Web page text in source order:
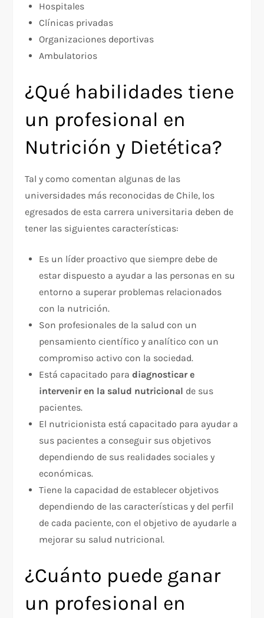
Hospitales
Clínicas privadas
Organizaciones deportivas
Ambulatorios
¿Qué habilidades tiene
un profesional en
Nutrición y Dietética?
Tal y como comentan algunas de las
universidades más reconocidas de Chile, los
egresados de esta carrera universitaria deben de
tener las siguientes características:
Es un líder proactivo que siempre debe de
estar dispuesto a ayudar a las personas en su
entorno a superar problemas relacionados
con la nutrición.
Son profesionales de la salud con un
pensamiento científico y analítico con un
compromiso activo con la sociedad.
Está capacitado paradiagnosticar e
intervenir en la salud nutricional de sus
pacientes.
El nutricionista está capacitado para ayudar a
sus pacientes a conseguir sus objetivos
dependiendo de sus realidades sociales y
económicas.
Tiene la capacidad de establecer objetivos
dependiendo de las características y del perfil
de cada paciente, con el objetivo de ayudarle a
mejorar su salud nutricional.
¿Cuánto puede ganar
un profesional en